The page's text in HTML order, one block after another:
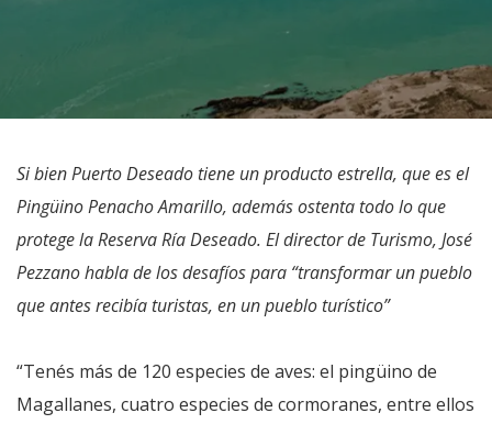
Si bien Puerto Deseado tiene un producto estrella, que es el
Pingüino Penacho Amarillo, además ostenta todo lo que
protege la Reserva Ría Deseado. El director de Turismo, José
Pezzano habla de los desafíos para “transformar un pueblo
que antes recibía turistas, en un pueblo turístico”
“Tenés más de 120 especies de aves: el pingüino de
Magallanes, cuatro especies de cormoranes, entre ellos